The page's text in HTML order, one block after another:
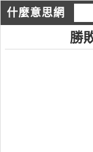
什麼意思網
勝